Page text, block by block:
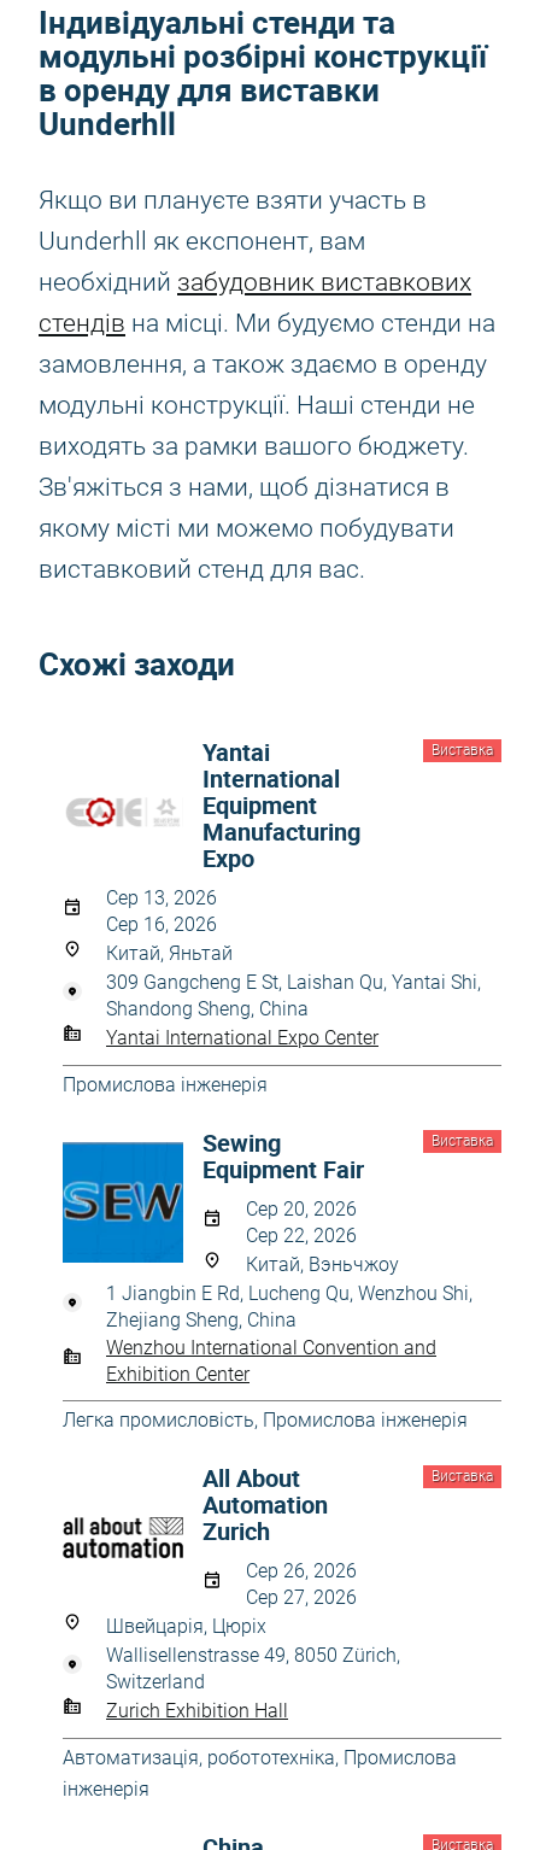
Індивідуальні стенди та
модульні розбірні конструкції
в оренду для виставки
Uunderhll
Якщо ви плануєте взяти участь в
Uunderhll як експонент, вам
необхідний забудовник виставкових
стендів на місці. Ми будуємо стенди на
замовлення, а також здаємо в оренду
модульні конструкції. Наші стенди не
виходять за рамки вашого бюджету.
Зв'яжіться з нами, щоб дізнатися в
якому місті ми можемо побудувати
виставковий стенд для вас.
Схожі заходи
Виставка
Yantai
International
Equipment
Manufacturing
Expo
Сер 13, 2026
Сер 16, 2026
Китай, Яньтай
309 Gangcheng E St, Laishan Qu, Yantai Shi,
Shandong Sheng, China
Yantai International Expo Center
Промислова інженерія
Виставка
Sewing
Equipment Fair
Сер 20, 2026
Сер 22, 2026
Китай, Вэньчжоу
1 Jiangbin E Rd, Lucheng Qu, Wenzhou Shi,
Zhejiang Sheng, China
Wenzhou International Convention and
Exhibition Center
Легка промисловість, Промислова інженерія
Виставка
All About
Automation
Zurich
Сер 26, 2026
Сер 27, 2026
Швейцарія, Цюріх
Wallisellenstrasse 49, 8050 Zürich,
Switzerland
Zurich Exhibition Hall
Автоматизація, робототехніка, Промислова
інженерія
Виставка